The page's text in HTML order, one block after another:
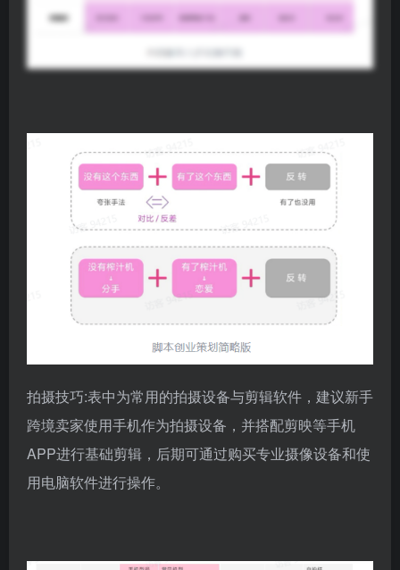
拍摄技巧:表中为常用的拍摄设备与剪辑软件，建议新手
跨境卖家使用手机作为拍摄设备，并搭配剪映等手机
APP进行基础剪辑，后期可通过购买专业摄像设备和使
用电脑软件进行操作。